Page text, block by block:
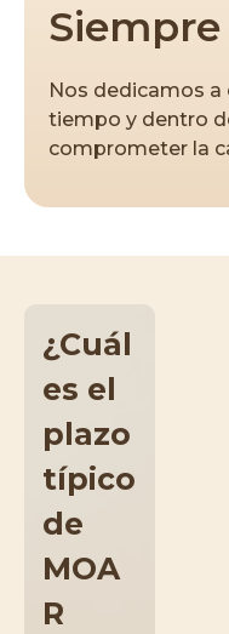
Nos dedicamos
tiempo y dentro
comprometer la
¿Cuál
es el
plazo
típico
de
MOA
R